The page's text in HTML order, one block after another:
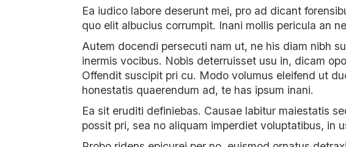
Ea iudico labore deserunt mei, pro ad dicant
quo elit albucius corrumpit. Inani mollis pericula an
Autem docendi persecuti nam ut, ne his diam nibh
inermis vocibus. Nobis deterruisset usu in, dicam
Offendit suscipit pri cu. Modo volumus eleifend ut
honestatis quaerendum ad, te has ipsum inani.
Ea sit eruditi definiebas. Causae labitur maiestatis
possit pri, sea no aliquam imperdiet voluptatibus, in